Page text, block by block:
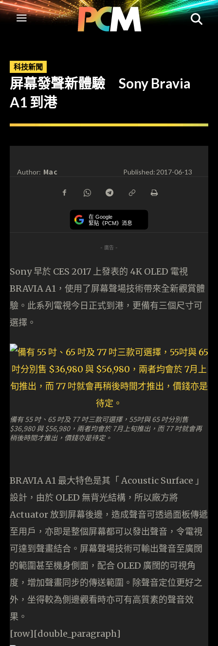
科技新聞
屏幕發聲新體驗 Sony Bravia
A1 到港
Author: Mac Published:2017-06-13
在 Google
緊貼《PCM》消息
- 廣告 -
Sony 早於 CES 2017 上發表的 4K OLED 電視
BRAVIA A1，使用了屏幕聲場技術帶來全新觀賞體
驗。此系列電視今日正式到港，更備有三個尺寸可
選擇。
備有 55 吋、65 吋及 77 吋三款可選擇，55吋與 65 吋分別售
$36,980 與 $56,980，兩者均會於 7月上旬推出，而 77 吋就會再
稍後時間才推出，價錢亦是待定。
BRAVIA A1 最大特色是其「 Acoustic Surface 」
設計，由於 OLED 無背光結構，所以廠方將
Actuator 放到屏幕後邊，造成聲音可透過面板傳遞
至用戶，亦即是整個屏幕都可以發出聲音，令電視
可達到聲畫結合。屏幕聲場技術可輸出聲音至廣闊
的範圍甚至機身側面，配合 OLED 廣闊的可視角
度，增加聲畫同步的傳送範圍。除聲音定位更好之
外，坐得較為側邊觀看時亦可有高質素的聲音效
果。
[row][double_paragraph]